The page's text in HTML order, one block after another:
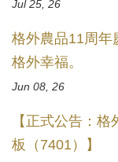
Jul 25, 26
格外農品11周年
格外幸福。
Jun 08, 26
【正式公告：
板（7401）】